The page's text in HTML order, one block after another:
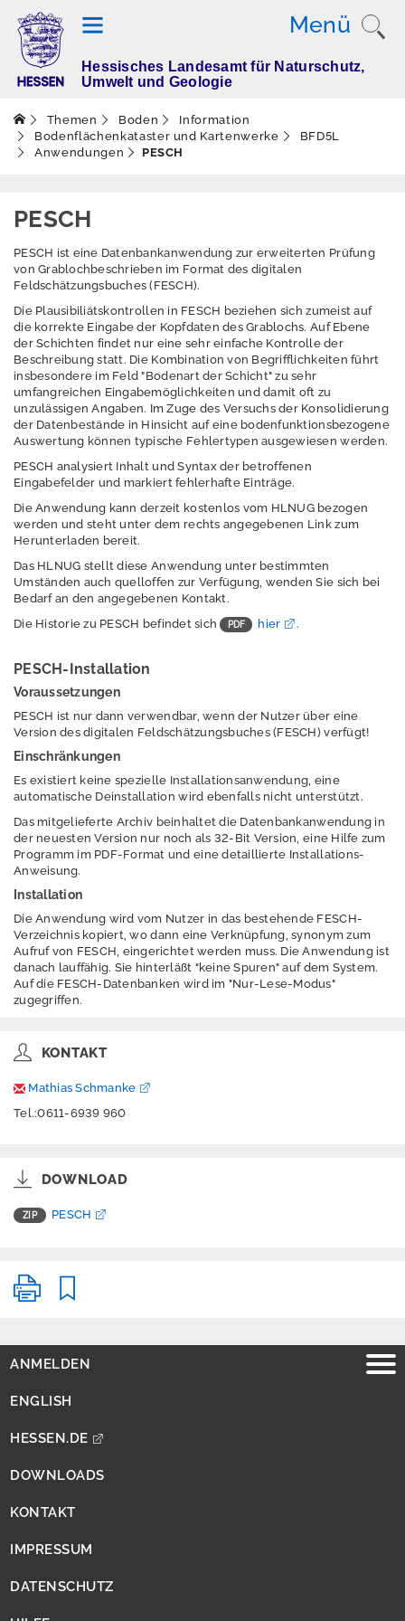
Menü
T
e
m
e
Altlasten
Boden
Aktuelles
Erleben
Erhebung
Information
Fachinformationssy
InternetViewer
Bodenzustandskata
ster
ter und
Kartenwerke
und Methodik
Thematische
Karten- und
Datenprodukte
Anwendungen
Bodenviewer
n
BFD25
BÜK200
Weinbaustandortda
Vorsorge
Rechtsgrundlagen
Hessisches Landesamt für Naturschutz,
Umwelt und Geologie
Themen Boden
Information
Bodenflächenkataster und Kartenwerke
BFD5L
Anwendungen
PESCH
PESCH
PESCH ist eine Datenbankanwendung zur erweiterten Prüfung
von Grablochbeschrieben im Format des digitalen
Feldschätzungsbuches (FESCH).
Die Plausibiliätskontrollen in FESCH beziehen sich zumeist auf
die korrekte Eingabe der Kopfdaten des Grablochs. Auf Ebene
der Schichten findet nur eine sehr einfache Kontrolle der
Beschreibung statt. Die Kombination von Begrifflichkeiten führt
insbesondere im Feld "Bodenart der Schicht" zu sehr
umfangreichen Eingabemöglichkeiten und damit oft zu
unzulässigen Angaben. Im Zuge des Versuchs der Konsolidierung
der Datenbestände in Hinsicht auf eine bodenfunktionsbezogene
Auswertung können typische Fehlertypen ausgewiesen werden.
PESCH analysiert Inhalt und Syntax der betroffenen
Eingabefelder und markiert fehlerhafte Einträge.
Die Anwendung kann derzeit kostenlos vom HLNUG bezogen
werden und steht unter dem rechts angegebenen Link zum
Herunterladen bereit.
Das HLNUG stellt diese Anwendung unter bestimmten
Umständen auch quelloffen zur Verfügung, wenden Sie sich bei
Bedarf an den angegebenen Kontakt.
Die Historie zu PESCH befindet sich
hier .
PESCH-Installation
Voraussetzungen
PESCH ist nur dann verwendbar, wenn der Nutzer über eine
Version des digitalen Feldschätzungsbuches (FESCH) verfügt!
Einschränkungen
Es existiert keine spezielle Installationsanwendung, eine
automatische Deinstallation wird ebenfalls nicht unterstützt.
Das mitgelieferte Archiv beinhaltet die Datenbankanwendung in
der neuesten Version nur noch als 32-Bit Version, eine Hilfe zum
Programm im PDF-Format und eine detaillierte Installations-
Anweisung.
Installation
Die Anwendung wird vom Nutzer in das bestehende FESCH-
Verzeichnis kopiert, wo dann eine Verknüpfung, synonym zum
Aufruf von FESCH, eingerichtet werden muss. Die Anwendung ist
danach lauffähig. Sie hinterläßt "keine Spuren" auf dem System.
Auf die FESCH-Datenbanken wird im "Nur-Lese-Modus"
zugegriffen.
KONTAKT
Mathias Schmanke
Tel.:0611-6939 960
DOWNLOAD
PESCH
ANMELDEN
ENGLISH
HESSEN.DE
DOWNLOADS
KONTAKT
IMPRESSUM
DATENSCHUTZ